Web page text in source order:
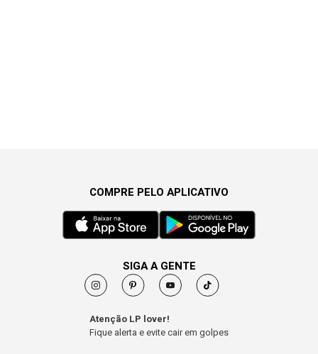
COMPRE PELO APLICATIVO
SIGA A GENTE
Atenção LP lover!
Fique alerta e evite cair em golpes